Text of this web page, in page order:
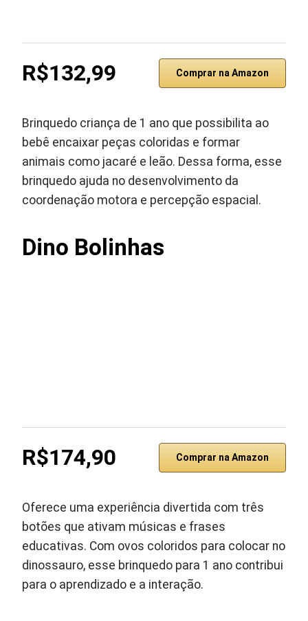
R$132,99 Comprar na Amazon
Brinquedo criança de 1 ano que possibilita ao
bebê encaixar peças coloridas e formar
animais como jacaré e leão. Dessa forma, esse
brinquedo ajuda no desenvolvimento da
coordenação motora e percepção espacial.
Dino Bolinhas
R$174,90 Comprar na Amazon
Oferece uma experiência divertida com três
botões que ativam músicas e frases
educativas. Com ovos coloridos para colocar no
dinossauro, esse brinquedo para 1 ano contribui
para o aprendizado e a interação.